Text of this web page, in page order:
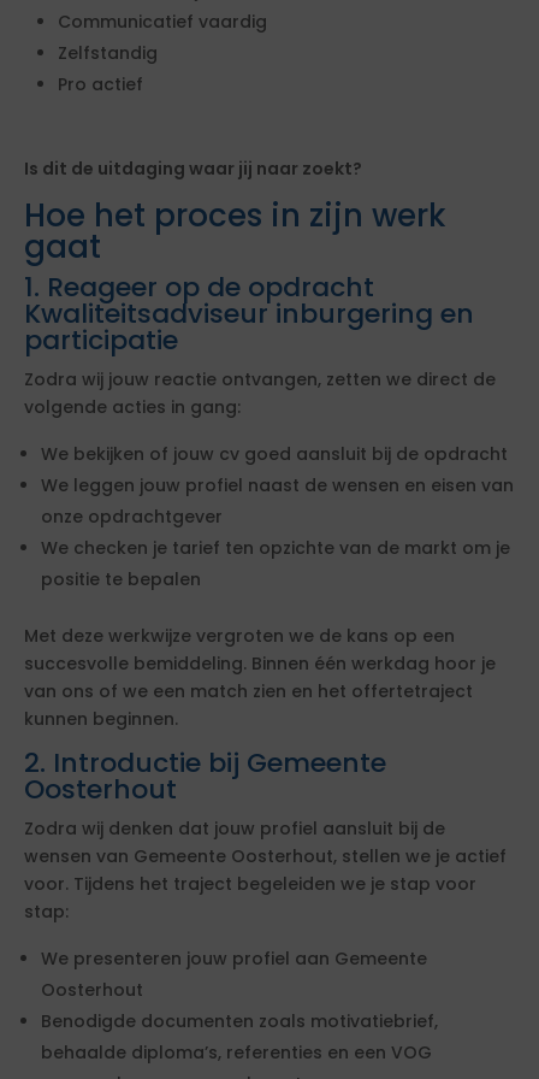
Communicatief vaardig
Zelfstandig
Pro actief
Is dit de uitdaging waar jij naar zoekt?
Hoe het proces in zijn werk
gaat
1. Reageer op de opdracht
Kwaliteitsadviseur inburgering en
participatie
Zodra wij jouw reactie ontvangen, zetten we direct de
volgende acties in gang:
We bekijken of jouw cv goed aansluit bij de opdracht
We leggen jouw profiel naast de wensen en eisen van
onze opdrachtgever
We checken je tarief ten opzichte van de markt om je
positie te bepalen
Met deze werkwijze vergroten we de kans op een
succesvolle bemiddeling. Binnen één werkdag hoor je
van ons of we een match zien en het offertetraject
kunnen beginnen.
2. Introductie bij Gemeente
Oosterhout
Zodra wij denken dat jouw profiel aansluit bij de
wensen van Gemeente Oosterhout, stellen we je actief
voor. Tijdens het traject begeleiden we je stap voor
stap:
We presenteren jouw profiel aan Gemeente
Oosterhout
Benodigde documenten zoals motivatiebrief,
behaalde diploma’s, referenties en een VOG